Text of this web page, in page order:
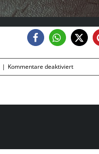
| Kommentare deaktiviertfür
Dienstag,